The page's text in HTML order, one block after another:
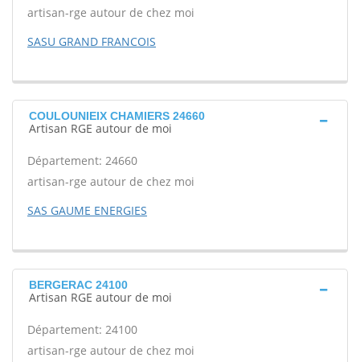
artisan-rge autour de chez moi
SASU GRAND FRANCOIS
COULOUNIEIX CHAMIERS 24660
Artisan RGE autour de moi
Département: 24660
artisan-rge autour de chez moi
SAS GAUME ENERGIES
BERGERAC 24100
Artisan RGE autour de moi
Département: 24100
artisan-rge autour de chez moi